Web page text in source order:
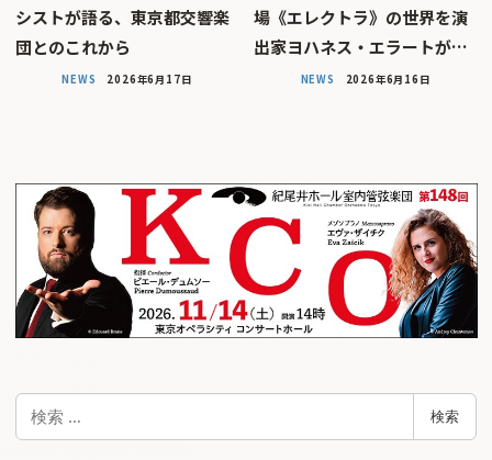
シストが語る、東京都交響楽
団とのこれから
NEWS 2026年6月17日
場《エレクトラ》の世界を演
出家ヨハネス・エラートが…
NEWS 2026年6月16日
検
検索